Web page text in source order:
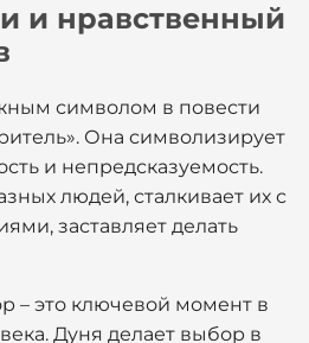
и нравственный
символом в повести
Она символизирует
и непредсказуемость.
людей, сталкивает их с
заставляет делать
– это ключевой момент в
Дуня делает выбор в